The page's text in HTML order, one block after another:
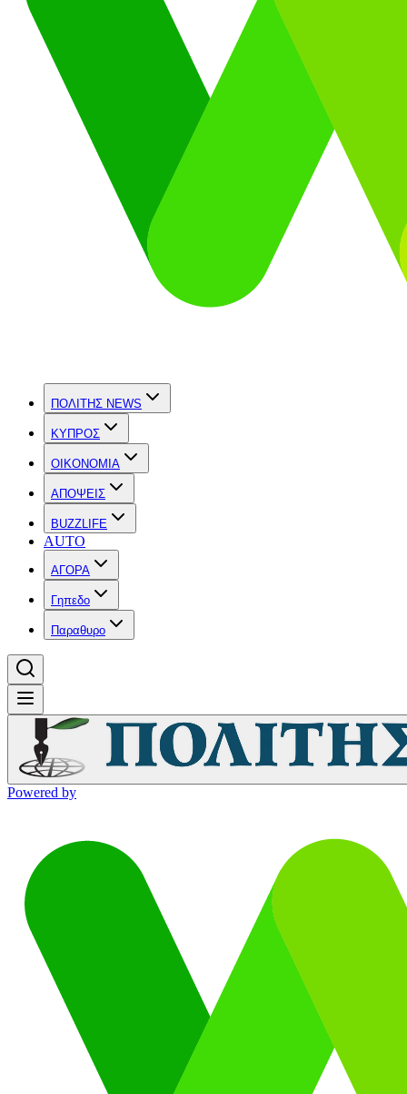
ΠΟΛΙΤΗΣ NEWS
ΚΥΠΡΟΣ
OIKONOMIA
ΑΠΟΨΕΙΣ
BUZZLIFE
AUTO
ΑΓΟΡΑ
Γηπεδο
Παραθυρο
Powered by